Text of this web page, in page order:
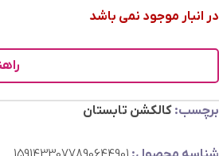
در انبار موجود نمی باشد
برچسب: کالکشن تابستان